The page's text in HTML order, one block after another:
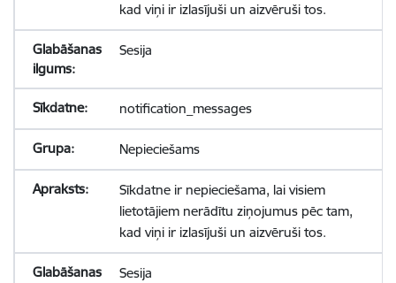
kad viņi ir izlasījuši un aizvēruši tos.
Sesija
notification_messages
Nepieciešams
Sīkdatne ir nepieciešama, lai visiem
lietotājiem nerādītu ziņojumus pēc tam,
kad viņi ir izlasījuši un aizvēruši tos.
Sesija